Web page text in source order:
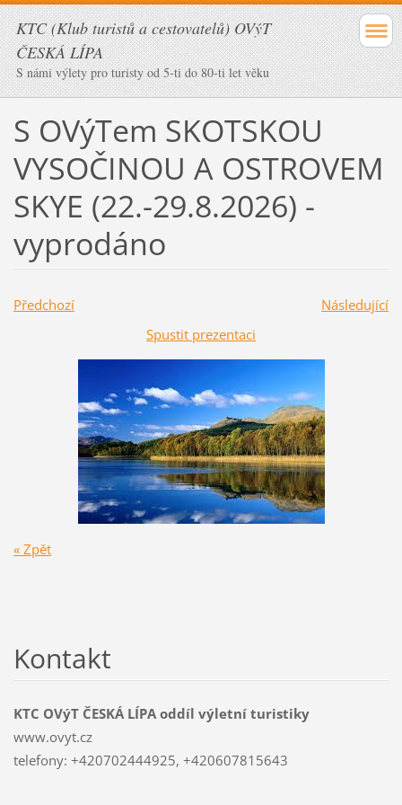
KTC (Klub turistů a cestovatelů) OVýT
ČESKÁ LÍPA
S námi výlety pro turisty od 5-ti do 80-ti let věku
S OVýTem SKOTSKOU
VYSOČINOU A OSTROVEM
SKYE (22.-29.8.2026) -
vyprodáno
Předchozí
Následující
Spustit prezentaci
« Zpět
Kontakt
KTC OVýT ČESKÁ LÍPA oddíl výletní turistiky
www.ovyt.cz
telefony: +420702444925, +420607815643